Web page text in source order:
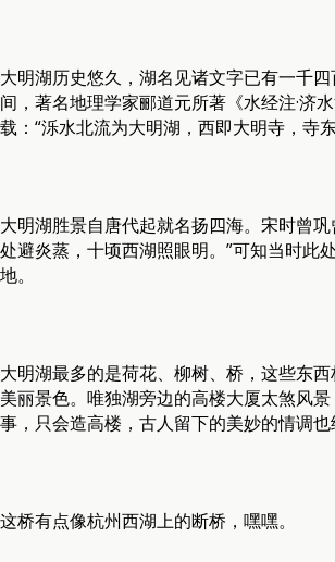
大明湖历史悠久，湖名见诸文字已有一千
间，著名地理学家郦道元所著《水经注·济
载：“泺水北流为大明湖，西即大明寺，寺
大明湖胜景自唐代起就名扬四海。宋时曾
处避炎蒸，十顷西湖照眼明。”可知当时此
地。
大明湖最多的是荷花、柳树、桥，这些东
美丽景色。唯独湖旁边的高楼大厦太煞风
事，只会造高楼，古人留下的美妙的情调也
这桥有点像杭州西湖上的断桥，嘿嘿。